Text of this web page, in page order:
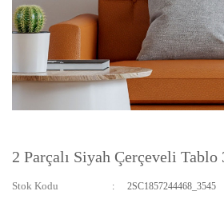
2 Parçalı Siyah Çerçeveli Tablo
Stok Kodu 2SC1857244468_3545